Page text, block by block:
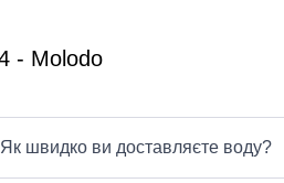
Як швидко ви доставляєте воду?